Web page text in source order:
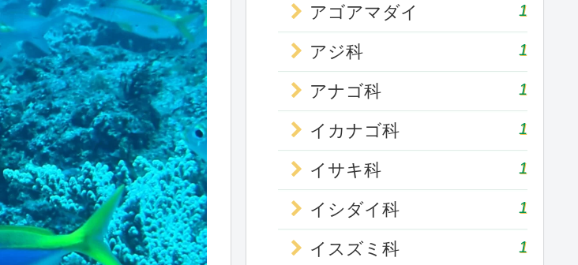
アゴアマダイ 1
アジ科 1
アナゴ科 1
イカナゴ科 1
イサキ科 1
イシダイ科 1
イスズミ科 1